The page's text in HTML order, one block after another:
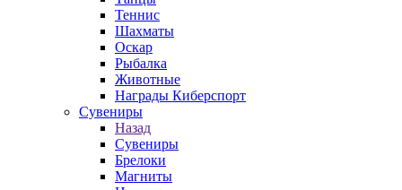
Теннис
Шахматы
Оскар
Рыбалка
Животные
Награды Киберспорт
Сувениры
Назад
Сувениры
Брелоки
Магниты